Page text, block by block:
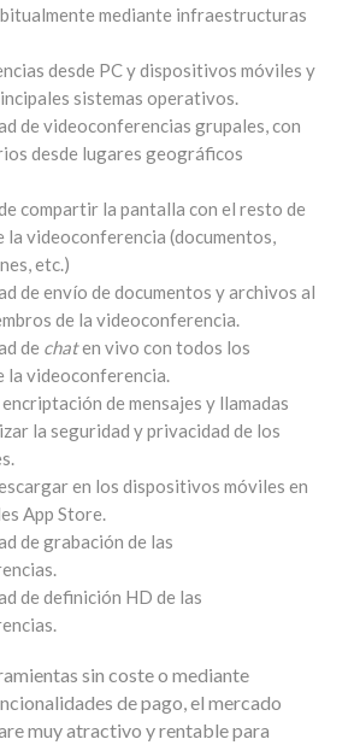
mediante infraestructuras
desde PC y dispositivos móviles y
sistemas operativos.
de videoconferencias grupales, con
desde lugares geográficos
compartir la pantalla con el resto de
la videoconferencia (documentos,
etc.)
de envío de documentos y archivos al
de la videoconferencia.
de chaten vivo con todos los
la videoconferencia.
de mensajes y llamadas
la seguridad y privacidad de los
en los dispositivos móviles en
App Store.
de grabación de las
de definición HD de las
sin coste o mediante
de pago, el mercado
muy atractivo y rentable para